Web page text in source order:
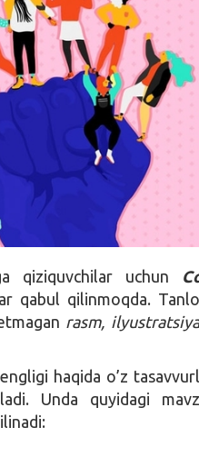
qiziquvchilar uchun
qabul qilinmoqda.
rasm,
haqida o’z
Unda quyidagi